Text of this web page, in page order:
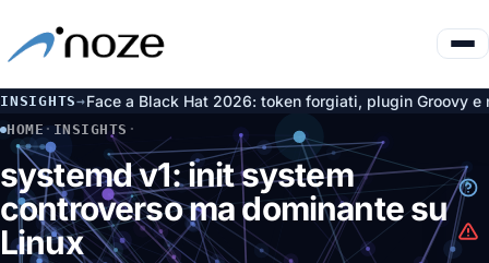
INSIGHTS→
Face a Black Hat 2026: token forgiati, plugin Groovy e nove
HOME · INSIGHTS ·
SYSTEMD V1: INIT SYSTEM CONTROVERSO MA DOMINANTE SU
systemd v1: init system
controverso ma dominante su
Linux